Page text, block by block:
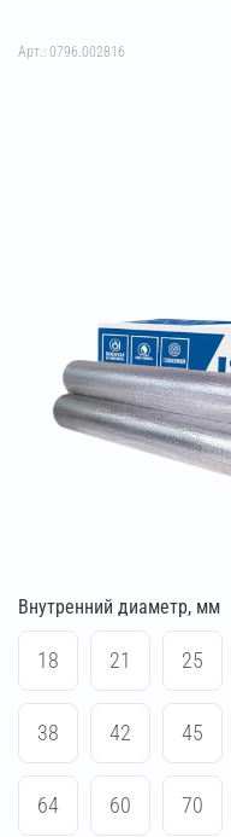
Арт.: 0796.002816
Внутренний диаметр, мм
18 21 25
38 42 45
64 60 70